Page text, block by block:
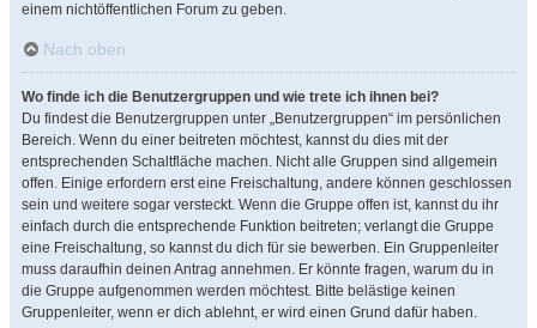
einem nichtöffentlichen Forum zu geben.
Nach oben
Wo finde ich die Benutzergruppen und wie trete ich ihnen bei?
Du findest die Benutzergruppen unter „Benutzergruppen“ im persönlichen
Bereich. Wenn du einer beitreten möchtest, kannst du dies mit der
entsprechenden Schaltfläche machen. Nicht alle Gruppen sind allgemein
offen. Einige erfordern erst eine Freischaltung, andere können geschlossen
sein und weitere sogar versteckt. Wenn die Gruppe offen ist, kannst du ihr
einfach durch die entsprechende Funktion beitreten; verlangt die Gruppe
eine Freischaltung, so kannst du dich für sie bewerben. Ein Gruppenleiter
muss daraufhin deinen Antrag annehmen. Er könnte fragen, warum du in
die Gruppe aufgenommen werden möchtest. Bitte belästige keinen
Gruppenleiter, wenn er dich ablehnt, er wird einen Grund dafür haben.